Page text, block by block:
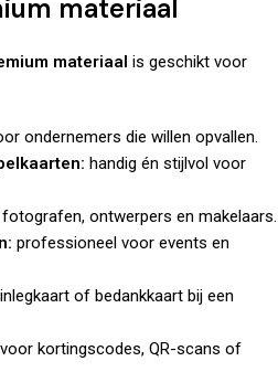
materiaal
materiaal is geschikt voor
ondernemers die willen opvallen.
handig én stijlvol voor
ontwerpers en makelaars.
professioneel voor events en
of bedankkaart bij een
kortingscodes, QR-scans of